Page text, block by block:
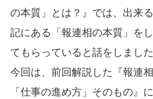
の本質」とは？』では、出来
記にある「報連相の本質」を
てもらっていると話をしました
今回は、前回解説した『報連
「仕事の進め方」そのもの』